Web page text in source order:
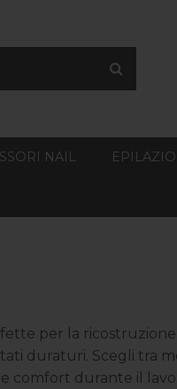
NAIL
per la
duraturi. Scegli tra
comfort durante il